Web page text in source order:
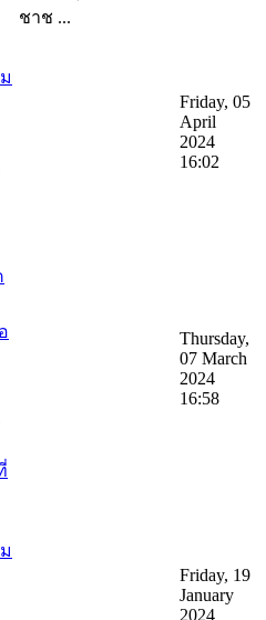
ชาช ...
Friday, 05
April
2024
16:02
Thursday,
07 March
2024
16:58
Friday, 19
January
2024